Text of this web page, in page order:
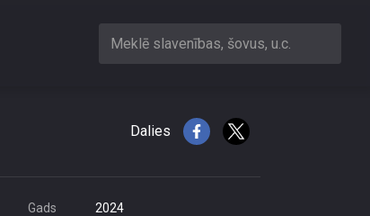
Meklē slavenības, šovus, u.c.
Dalies
Gads 2024